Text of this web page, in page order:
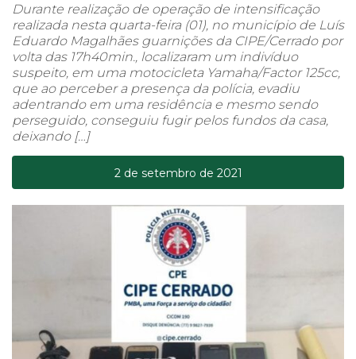
Durante realização de operação de intensificação
realizada nesta quarta-feira (01), no município de Luís
Eduardo Magalhães guarnições da CIPE/Cerrado por
volta das 17h40min., localizaram um indivíduo
suspeito, em uma motocicleta Yamaha/Factor 125cc,
que ao perceber a presença da polícia, evadiu
adentrando em uma residência e mesmo sendo
perseguido, conseguiu fugir pelos fundos da casa,
deixando […]
2 de setembro de 2021